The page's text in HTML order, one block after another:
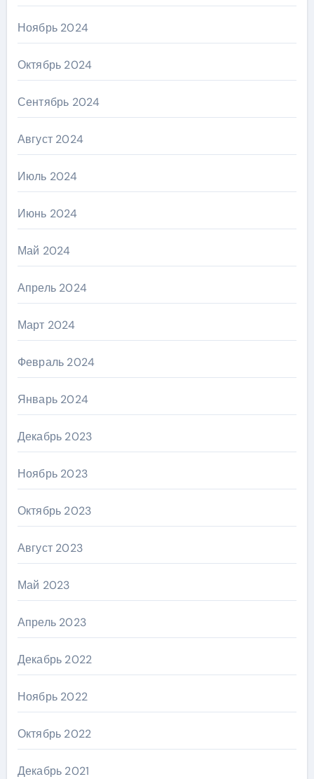
Ноябрь 2024
Октябрь 2024
Сентябрь 2024
Август 2024
Июль 2024
Июнь 2024
Май 2024
Апрель 2024
Март 2024
Февраль 2024
Январь 2024
Декабрь 2023
Ноябрь 2023
Октябрь 2023
Август 2023
Май 2023
Апрель 2023
Декабрь 2022
Ноябрь 2022
Октябрь 2022
Декабрь 2021